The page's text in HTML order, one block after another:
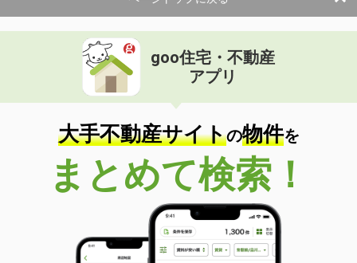
長野県長野市大字稲葉中千田
価 格
住 所
長野県長野市大字稲葉中千田
専有面積 31.39m²
間取り
ワンルーム
長野県松本市浅間温泉２
価 格
4.80万円
長野県松本市浅間温泉２
20.81m²
間取り
1K
goo住宅・不動産
アプリ
大手不動産サイトの物件を
まとめて検索！